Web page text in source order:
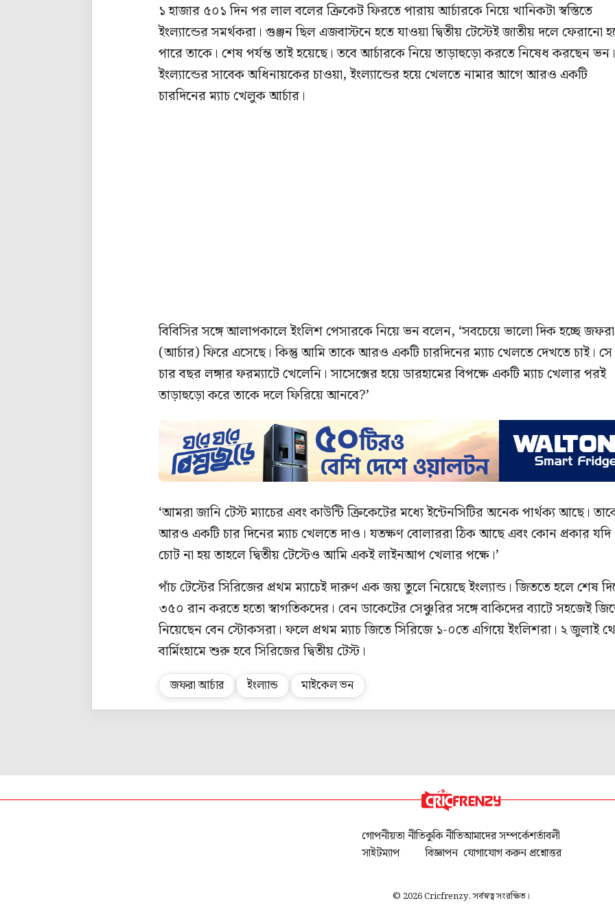
১ হাজার ৫০১ দিন পর লাল বলের ক্রিকেট ফিরতে পারায় আর্চারকে নিয়ে খানিকটা স্বস্তিতে
ইংল্যান্ডের সমর্থকরা। গুঞ্জন ছিল এজবাস্টনে হতে যাওয়া দ্বিতীয় টেস্টেই জাতীয় দলে ফেরানো
পারে তাকে। শেষ পর্যন্ত তাই হয়েছে। তবে আর্চারকে নিয়ে তাড়াহুড়ো করতে নিষেধ করছেন
ইংল্যান্ডের সাবেক অধিনায়কের চাওয়া, ইংল্যান্ডের হয়ে খেলতে নামার আগে আরও একটি
চারদিনের ম্যাচ খেলুক আর্চার।
বিবিসির সঙ্গে আলাপকালে ইংলিশ পেসারকে নিয়ে ভন বলেন, ‘সবচেয়ে ভালো দিক হচ্ছে জফরা
(আর্চার) ফিরে এসেছে। কিন্তু আমি তাকে আরও একটি চারদিনের ম্যাচ খেলতে দেখতে চাই। সে
চার বছর লঙ্গার ফরম্যাটে খেলেনি। সাসেক্সের হয়ে ডারহামের বিপক্ষে একটি ম্যাচ খেলার পরই
তাড়াহুড়ো করে তাকে দলে ফিরিয়ে আনবে?’
‘আমরা জানি টেস্ট ম্যাচের এবং কাউন্টি ক্রিকেটের মধ্যে ইন্টেনসিটির অনেক পার্থক্য আছে।
আরও একটি চার দিনের ম্যাচ খেলতে দাও। যতক্ষণ বোলাররা ঠিক আছে এবং কোন প্রকার যদি
চোট না হয় তাহলে দ্বিতীয় টেস্টেও আমি একই লাইনআপ খেলার পক্ষে।’
পাঁচ টেস্টের সিরিজের প্রথম ম্যাচেই দারুণ এক জয় তুলে নিয়েছে ইংল্যান্ড। জিততে হলে শেষ
৩৫০ রান করতে হতো স্বাগতিকদের। বেন ডাকেটের সেঞ্চুরির সঙ্গে বাকিদের ব্যাটে সহজেই
নিয়েছেন বেন স্টোকসরা। ফলে প্রথম ম্যাচ জিতে সিরিজে ১-০তে এগিয়ে ইংলিশরা। ২ জুলাই
বার্মিংহামে শুরু হবে সিরিজের দ্বিতীয় টেস্ট।
জফরা আর্চার ইংল্যান্ড মাইকেল ভন
গোপনীয়তা নীতি
সাইটম্যাপ
কুকি নীতি
বিজ্ঞাপন
আমাদের সম্পর্কে
যোগাযোগ করুন
শর্তাবলী
প্রশ্নোত্তর
© 2026 Cricfrenzy. সর্বস্বত্ব সংরক্ষিত।